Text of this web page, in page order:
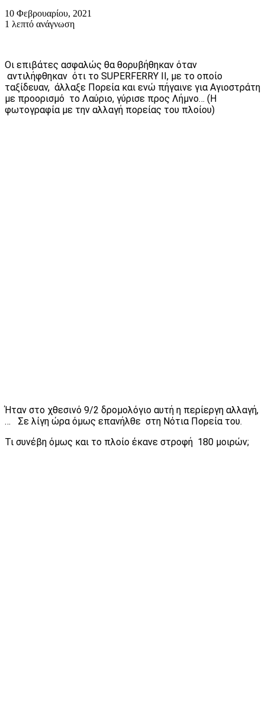
10 Φεβρουαρίου, 2021
1 λεπτό ανάγνωση
Οι επιβάτες ασφαλώς θα θορυβήθηκαν όταν
αντιλήφθηκαν ότι το SUPERFERRY II, με το οποίο
ταξίδευαν, άλλαξε Πορεία και ενώ πήγαινε για Αγιοστράτη
με προορισμό το Λαύριο, γύρισε προς Λήμνο… (H
φωτογραφία με την αλλαγή πορείας του πλοίου)
Ήταν στο χθεσινό 9/2 δρομολόγιο αυτή η περίεργη αλλαγή,
… Σε λίγη ώρα όμως επανήλθε στη Νότια Πορεία του.
Τι συνέβη όμως και το πλοίο έκανε στροφή 180 μοιρών;